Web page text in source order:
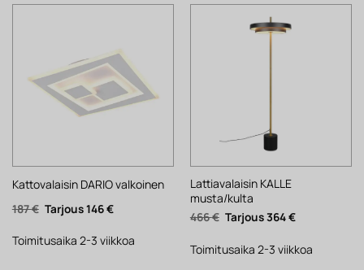
Kattovalaisin DARIO valkoinen
187€ Alkuperäinen
hinta
187 €.
146€Nykyinen
146 €.
Toimitusaika 2-3 viikkoa
Lattiavalaisin KALLE
musta/kulta
466€ Alkuperäinen
hinta
466 €.
364€Nykyinen
364 €.
Toimitusaika 2-3 viikkoa